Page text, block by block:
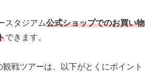
スタジアム公式ショップでのお買い物
できます。
戦ツアーは、以下がとくにポイント